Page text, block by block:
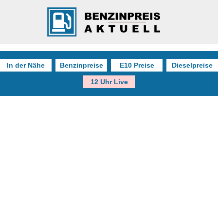
In der Nähe Benzinpreise E10 Preise Dieselpreise
12 Uhr Live